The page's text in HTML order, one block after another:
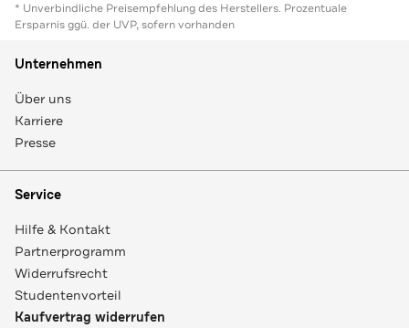
* Unverbindliche Preisempfehlung des Herstellers. Prozentuale
Ersparnis ggü. der UVP, sofern vorhanden
Unternehmen
Über uns
Karriere
Presse
Service
Hilfe & Kontakt
Partnerprogramm
Widerrufsrecht
Studentenvorteil
Kaufvertrag widerrufen